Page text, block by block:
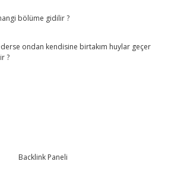
bölüme gidilir ?
ondan kendisine birtakım huylar geçer
?